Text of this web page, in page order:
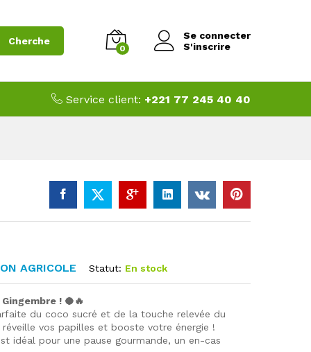
Cherche
0
Se connecter
S'inscrire
Service client: +221 77 245 40 40
AGRICOLE Statut: En stock
! 🥥🔥
du coco sucré et de la touche relevée du
vos papilles et booste votre énergie !
idéal pour une pause gourmande, un en-cas